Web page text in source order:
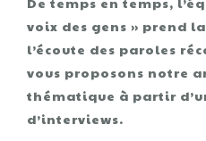
voix des gens » prend
l’écoute des paroles
vous proposons notre
thématique à partir
d’interviews.